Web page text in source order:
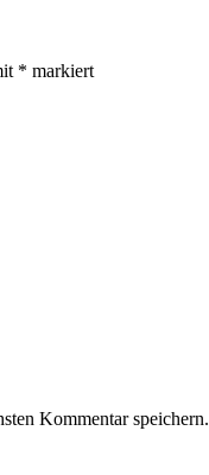
* markiert
Kommentar speichern.